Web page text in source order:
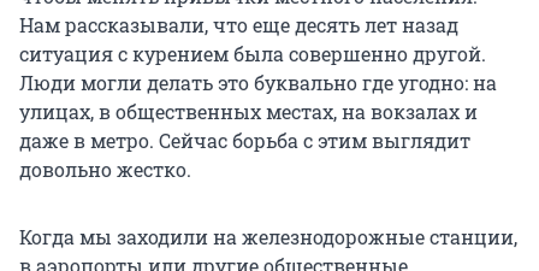
Нам рассказывали, что еще десять лет назад
ситуация с курением была совершенно другой.
Люди могли делать это буквально где угодно: на
улицах, в общественных местах, на вокзалах и
даже в метро. Сейчас борьба с этим выглядит
довольно жестко.
Когда мы заходили на железнодорожные станции,
в аэропорты или другие общественные